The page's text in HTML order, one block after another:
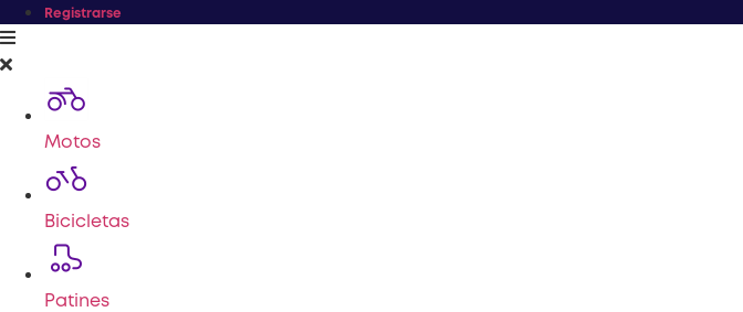
Registrarse
Motos
Bicicletas
Patines